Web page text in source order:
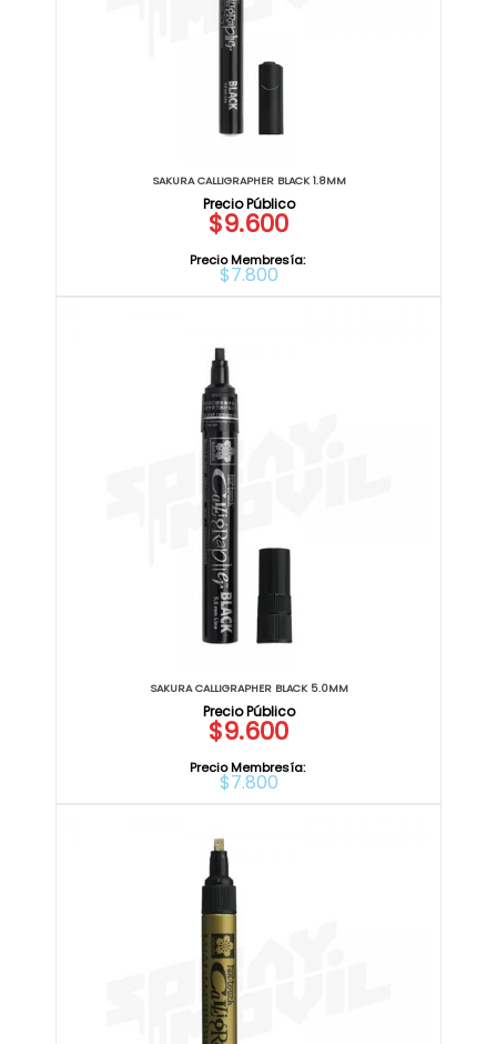
SAKURA CALLIGRAPHER BLACK 1.8MM
$9.600
Precio Membresía:
$7.800
SAKURA CALLIGRAPHER BLACK 5.0MM
$9.600
Precio Membresía:
$7.800